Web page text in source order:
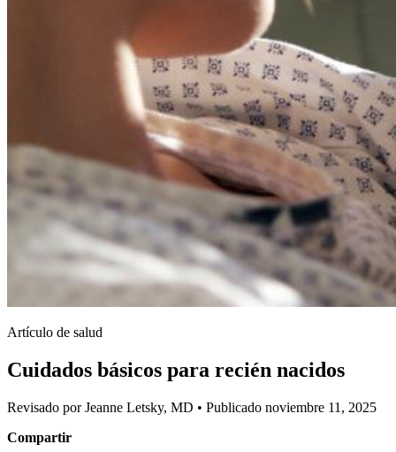
Artículo de salud
Cuidados básicos para recién nacidos
Revisado por Jeanne Letsky, MD • Publicado noviembre 11, 2025
Compartir